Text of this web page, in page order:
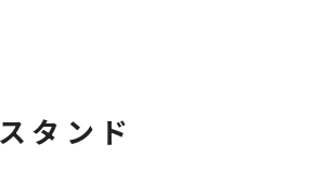
目的・シーン
タンド